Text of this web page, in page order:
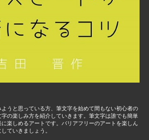
うと思っている方、筆文字を始めて間もない初心者の
の楽しみ方を紹介していきます。筆文字は誰でも簡単
楽しめるアートです。バリアフリーのアートを楽しん
ていきましょう。